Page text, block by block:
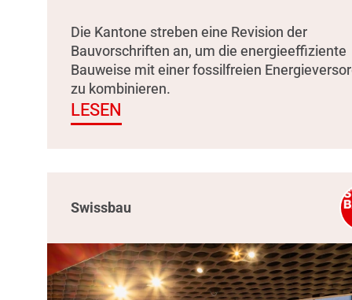
Die Kantone streben eine Revision der
Bauvorschriften an, um die energieeffiziente
Bauweise mit einer fossilfreien
zu kombinieren.
LESEN
Swissbau